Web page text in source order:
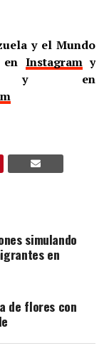
y el Mundo
en Instagramy
en
simulando
en
de flores con